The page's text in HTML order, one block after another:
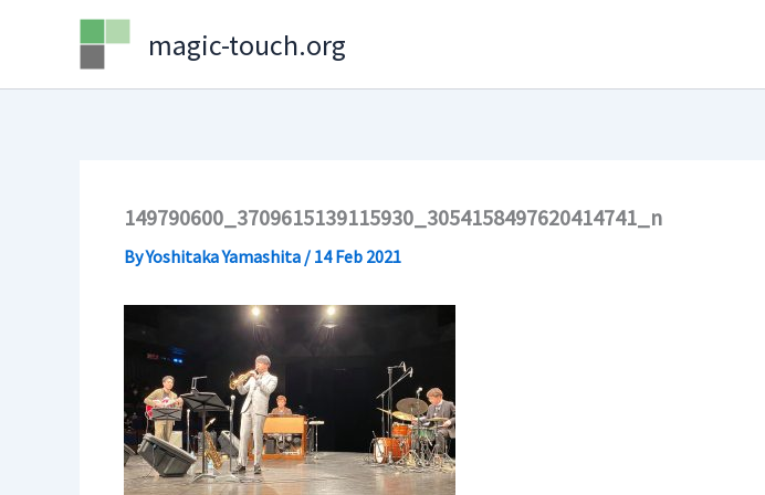
magic-touch.org
149790600_3709615139115930_3054158497620414741_n
ByYoshitaka Yamashita / 14 Feb 2021